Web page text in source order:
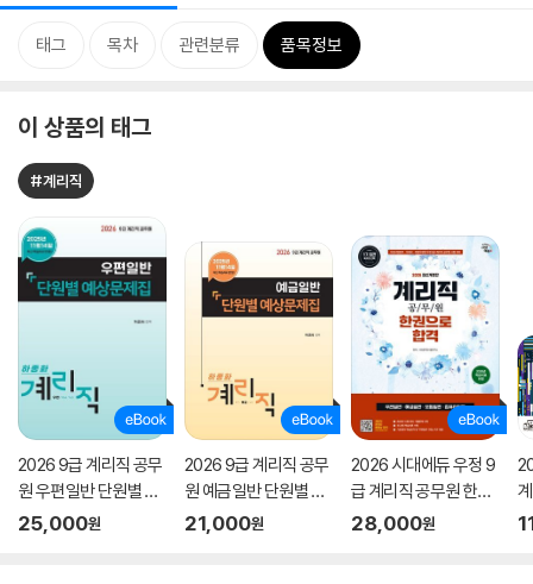
태그 목차 관련분류 품목정보
이 상품의 태그
#계리직
2026 9급 계리직 공무
원 우편일반 단원별 예
상문제집
25,000원
2026 9급 계리직 공무
원 예금일반 단원별 예
상문제집
21,000원
2026 시대에듀 우정 9
급 계리직 공무원 한권
으로 합격(우편일반·예
28,000원